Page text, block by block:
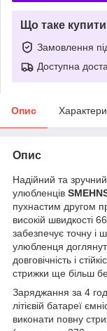
Що таке
Замовлення
Доступна
Опис
Опис
Надійний та
улюбленців
пухнастим другом
високій швидкості
забезпечує точну і
улюбленця
довговічність і
стрижки ще більш
Заряджання за 4
літієвій батареї
виконати повну